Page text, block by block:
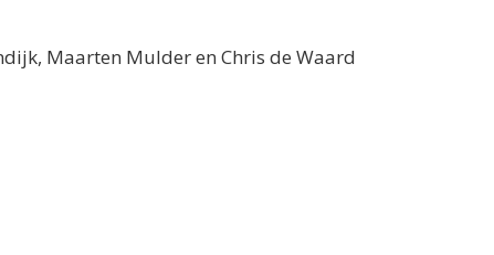
Maarten Mulder en Chris de Waard